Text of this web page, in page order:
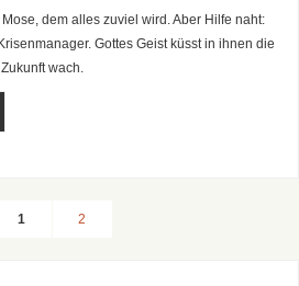
dem alles zuviel wird. Aber Hilfe naht:
Gottes Geist küsst in ihnen die
wach.
1 2